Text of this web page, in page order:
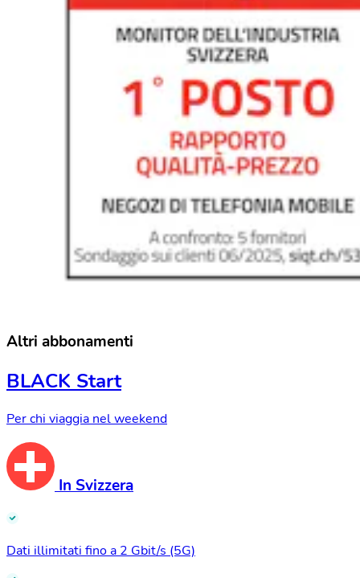
Altri abbonamenti
BLACK Start
Per chi viaggia nel weekend
In Svizzera
Dati illimitati fino a 2 Gbit/s (5G)